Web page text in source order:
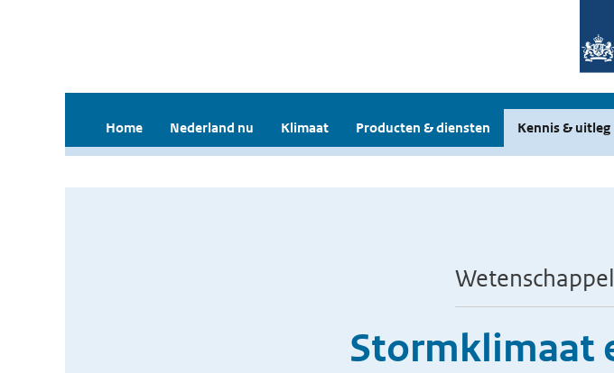
Home Nederland nu Klimaat Producten & diensten Kennis & uitleg
Stormklimaat